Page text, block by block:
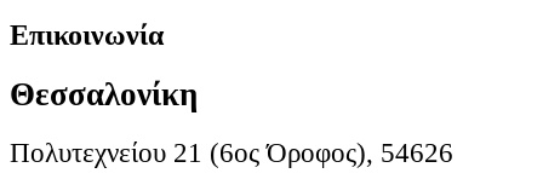
Επικοινωνία
Θεσσαλονίκη
Πολυτεχνείου 21 (6ος Όροφος), 54626